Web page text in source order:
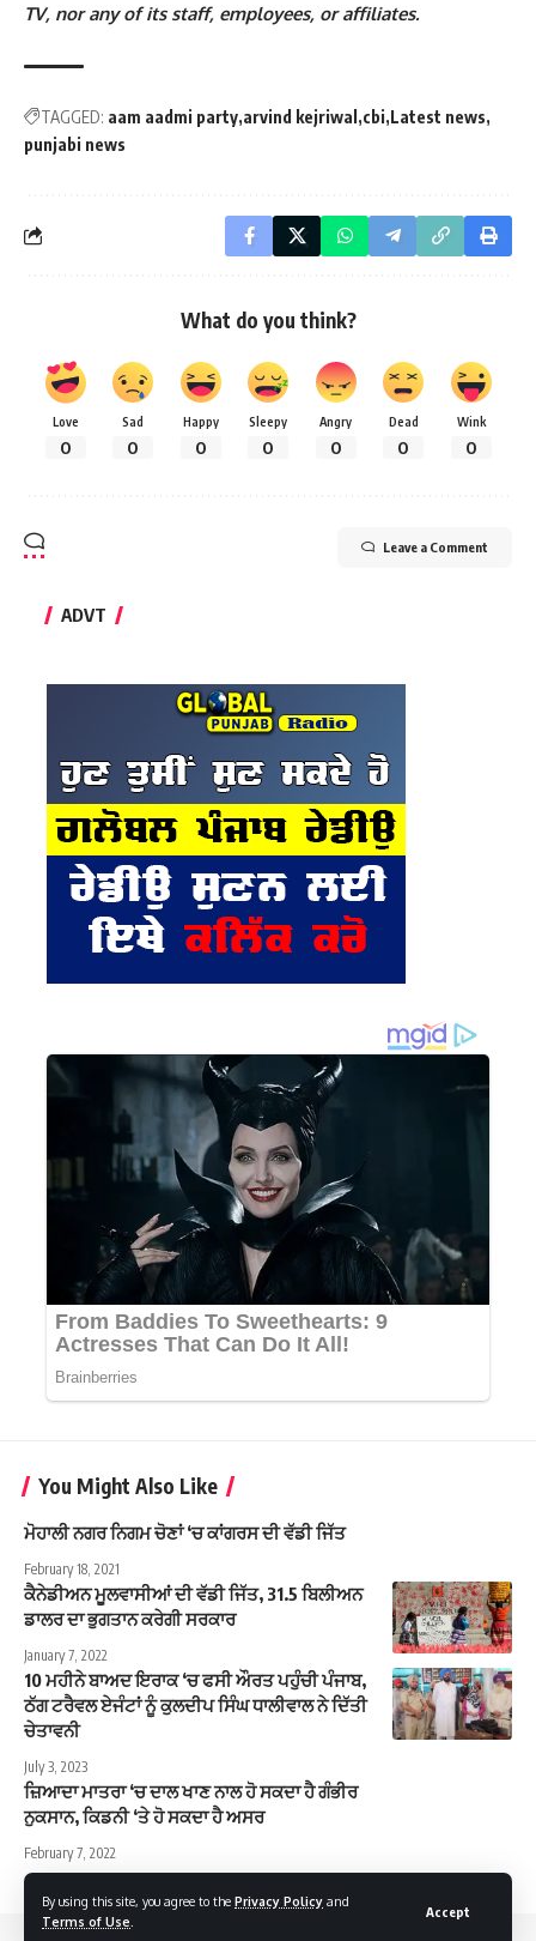
By using this site, you agree to the Privacy Policy and
Terms of Use
Accept
TV, nor any of its staff, employees, or affiliates.
TAGGED: aam aadmi party arvind kejriwal cbi Latest news
punjabi news
What do you think?
Love
0
Sad
0
Happy
0
Sleepy
0
Angry
0
Dead
0
Wink
0
Leave a Comment
ADVT
You Might Also Like
ਮੋਹਾਲੀ ਨਗਰ ਨਿਗਮ ਚੋਣਾਂ ‘ਚ ਕਾਂਗਰਸ ਦੀ ਵੱਡੀ ਜਿੱਤ
February 18, 2021
ਕੈਨੇਡੀਅਨ ਮੂਲਵਾਸੀਆਂ ਦੀ ਵੱਡੀ ਜਿੱਤ, 31.5 ਬਿਲੀਅਨ
ਡਾਲਰ ਦਾ ਭੁਗਤਾਨ ਕਰੇਗੀ ਸਰਕਾਰ
January 7, 2022
10 ਮਹੀਨੇ ਬਾਅਦ ਇਰਾਕ ‘ਚ ਫਸੀ ਔਰਤ ਪਹੁੰਚੀ ਪੰਜਾਬ,
ਠੱਗ ਟਰੈਵਲ ਏਜੰਟਾਂ ਨੂੰ ਕੁਲਦੀਪ ਸਿੰਘ ਧਾਲੀਵਾਲ ਨੇ ਦਿੱਤੀ
ਚੇਤਾਵਨੀ
July 3, 2023
ਜ਼ਿਆਦਾ ਮਾਤਰਾ ‘ਚ ਦਾਲ ਖਾਣ ਨਾਲ ਹੋ ਸਕਦਾ ਹੈ ਗੰਭੀਰ
ਨੁਕਸਾਨ, ਕਿਡਨੀ ‘ਤੇ ਹੋ ਸਕਦਾ ਹੈ ਅਸਰ
February 7, 2022